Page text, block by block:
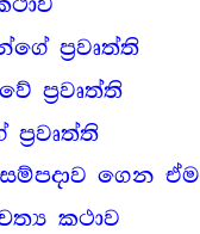
ප්‍රවෘත්ති
ප්‍රවෘත්ති
ගෙන ඒම
කථාව